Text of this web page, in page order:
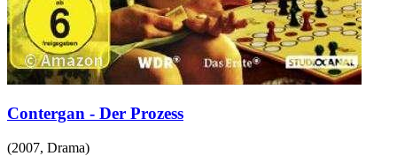
Contergan - Der Prozess
(2007, Drama)